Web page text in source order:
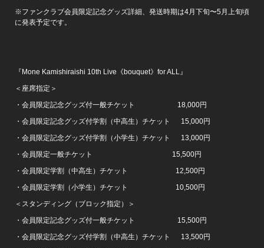
※ファンクラブ会員限定記念グッズ詳細、発送時期は4月下旬〜5月上旬頃
に発表予定です。
『Mone Kamishiraishi 10th Live《bouquet》for ALL』
＜座席指定＞
・会員限定記念グッズ付一般チケット 18,000円
・会員限定記念グッズ付学割（中高生）チケット 15,000円
・会員限定記念グッズ付学割（小学生）チケット 13,000円
・会員限定一般チケット 15,500円
・会員限定学割（中高生）チケット 12,500円
・会員限定学割（小学生）チケット 10,500円
＜スタンディング（ブロック指定）＞
・会員限定記念グッズ付一般チケット 15,500円
・会員限定記念グッズ付学割（中高生）チケット 13,500円